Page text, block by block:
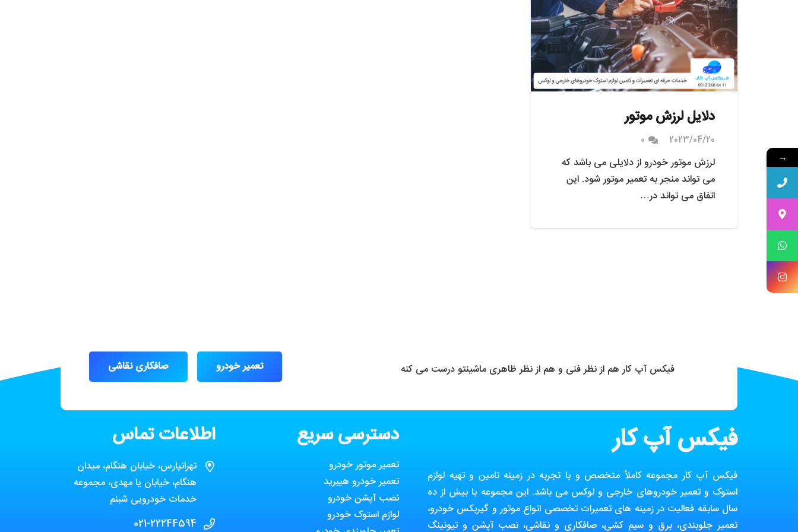
دلایل لرزش موتور
2023/04/20
0
لرزش موتور خودرو از دلایلی می باشد که
می تواند منجر به تعمیر موتور شود. این
اتفاق می تواند در…
فیکس آپ کار هم از نظر فنی و هم از نظر ظاهری ماشینتو درست می کنه تعمیر خودرو صافکاری نقاشی
فیکس آپ کار
فیکس آپ کار مجموعه کاملاً متخصص و با تجربه در زمینه تامین و تهیه لوازم
استوک و تعمیر خودروهای خارجی و لوکس می باشد. این مجموعه با بیش از ده
سال سابقه فعالیت در زمینه های تعمیرات تخصصی انواع موتور و گیربکس خودرو،
تعمیر جلوبندی، برق و سیم کشی، صافکاری و نقاشی، نصب آپشن و تیونینگ
دسترسی سریع
تعمیر موتور خودرو
تعمیر خودرو هیبرید
نصب آپشن خودرو
لوازم استوک خودرو
اطلاعات تماس
تهرانپارس، خیابان هنگام، میدان
هنگام، خیابان یا مهدی، مجموعه
خدمات خودرویی شبنم
021-22244594
→